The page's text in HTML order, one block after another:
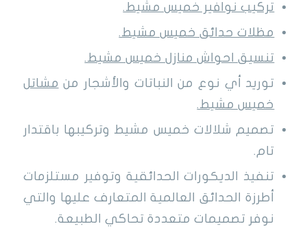
تركيب نوافير خميس مشيط.
مظلات حدائق خميس مشيط.
تنسيق احواش منازل خميس مشيط.
توريد أي نوع من النباتات والأشجار من مشاتل
خميس مشيط.
تصميم شلالات خميس مشيط وتركيبها باقتدار
تام.
تنفيذ الديكورات الحدائقية وتوفير مستلزمات
أطرزة الحدائق العالمية المتعارف عليها والتي
نوفر تصميمات متعددة تحاكي الطبيعة.